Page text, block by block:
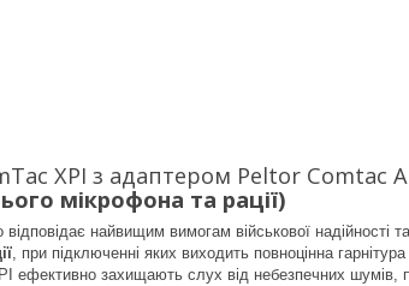
XPI з адаптером Peltor Comtac
мікрофона та рації)
найвищим вимогам військової надійності
, при підключенні яких виходить повноцінна гарнітура
ефективно захищають слух від небезпечних шумів,